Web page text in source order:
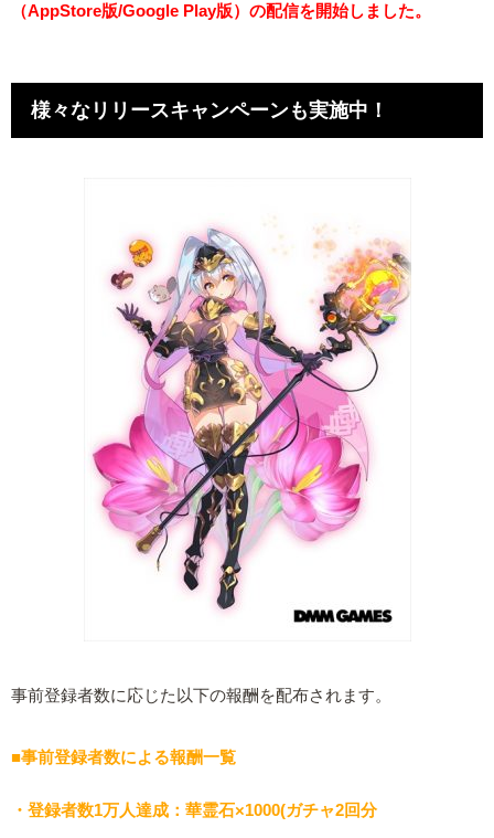
（AppStore版/Google Play版）の配信を開始しました。
様々なリリースキャンペーンも実施中！
事前登録者数に応じた以下の報酬を配布されます。
■事前登録者数による報酬一覧
・登録者数1万人達成：華霊石×1000(ガチャ2回分